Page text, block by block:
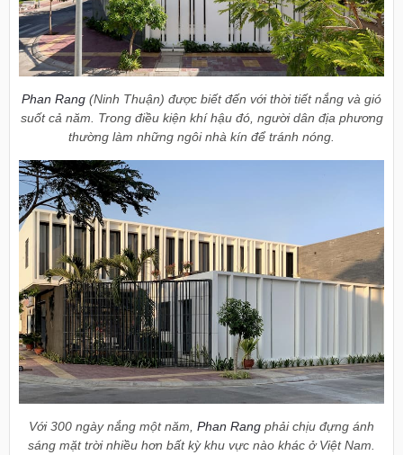
Phan Rang (Ninh Thuận) được biết đến với thời tiết nắng và gió
suốt cả năm. Trong điều kiện khí hậu đó, người dân địa phương
thường làm những ngôi nhà kín để tránh nóng.
Với 300 ngày nắng một năm, Phan Rang phải chịu đựng ánh
sáng mặt trời nhiều hơn bất kỳ khu vực nào khác ở Việt Nam.